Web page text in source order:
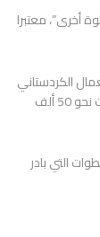
أخرى”، معتبرا
الشعوب في تشرين الأول/أكتوبر 2024، أعلن حزب العمال الكردستاني
حل نفسه في أيار/مايو تلبية لدعوة مؤسسه عبدالله أوجلان، بعد أكثر من أربعة عقود من القتال ضد القوات التركية، خلّفت نحو 50 ألف
التي بادر